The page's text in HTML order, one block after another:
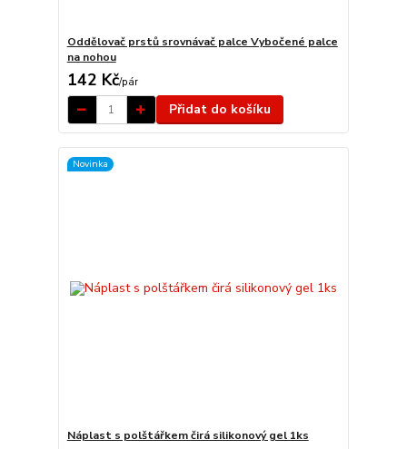
Oddělovač prstů srovnávač palce Vybočené palce
na nohou
142 Kč/pár
Přidat do košíku
Novinka
Náplast s polštářkem čirá silikonový gel 1ks